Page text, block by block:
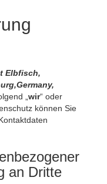
Elbfisch,
„ wir“ oder
können Sie
an Dritte